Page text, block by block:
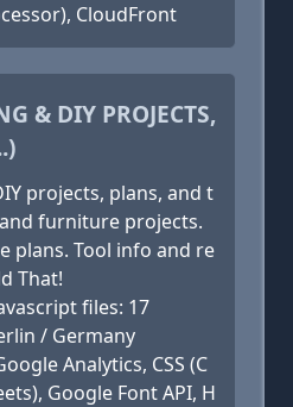
CloudFront
& DIY PROJECTS,
projects, plans, and t
furniture projects.
plans. Tool info and re
That!
files: 17
/ Germany
Analytics, CSS (C
Google Font API, H